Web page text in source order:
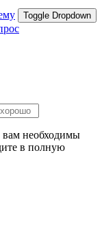
Toggle Dropdown
вам необходимы
в полную